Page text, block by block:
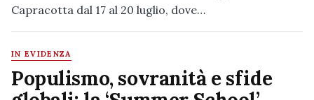
Capracotta dal 17 al 20 luglio, dove…
IN EVIDENZA
Populismo, sovranità e sfide